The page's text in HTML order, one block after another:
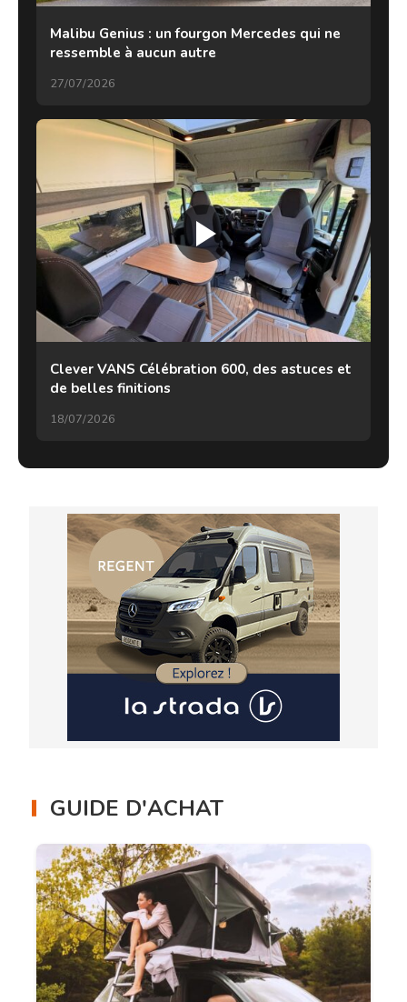
Malibu Genius : un fourgon Mercedes qui ne
ressemble à aucun autre
27/07/2026
Clever VANS Célébration 600, des astuces et
de belles finitions
18/07/2026
GUIDE D'ACHAT